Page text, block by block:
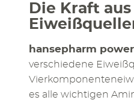
Die Kraft
hansepharm
verschiedene
es alle wichtigen